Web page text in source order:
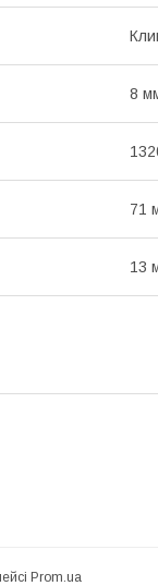
8
71
13
Prom.ua